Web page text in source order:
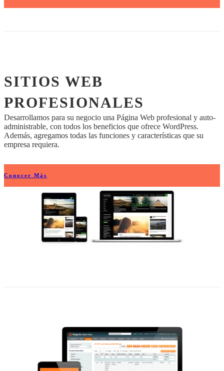
SITIOS WEB
PROFESIONALES
Desarrollamos para su negocio una Página Web profesional y auto-
administrable, con todos los beneficios que ofrece WordPress.
Además, agregamos todas las funciones y características que su
empresa requiera.
Conocer Más